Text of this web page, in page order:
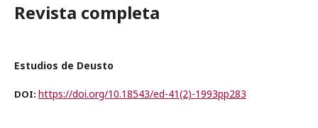
Revista completa
Estudios de Deusto
DOI: https://doi.org/10.18543/ed-41(2)-1993pp283